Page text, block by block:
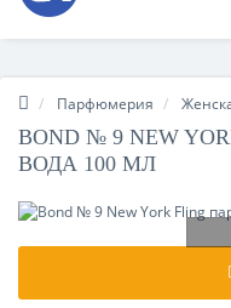
Парфюмерия
BOND № 9 NEW
ВОДА 100 МЛ